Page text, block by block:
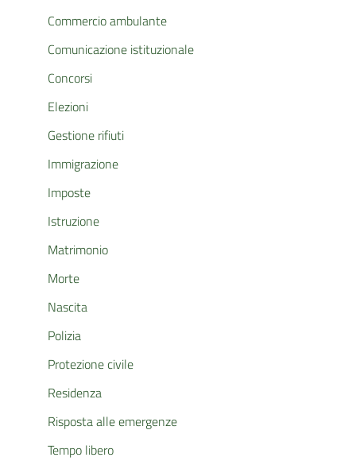
Commercio ambulante
Comunicazione istituzionale
Concorsi
Elezioni
Gestione rifiuti
Immigrazione
Imposte
Istruzione
Matrimonio
Morte
Nascita
Polizia
Protezione civile
Residenza
Risposta alle emergenze
Tempo libero